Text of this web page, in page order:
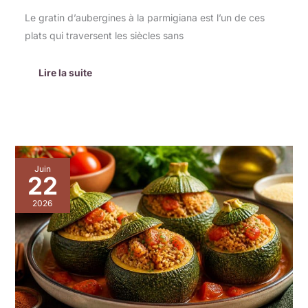
Le gratin d’aubergines à la parmigiana est l’un de ces
plats qui traversent les siècles sans
Lire la suite
Juin
22
2026
Courgettes
rondes
farcies
à
la
semoule
et
tomate
:
la
recette